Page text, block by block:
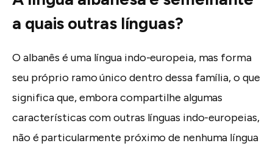
a quais outras línguas?
O albanês é uma língua indo-europeia, mas forma
seu próprio ramo único dentro dessa família, o que
significa que, embora compartilhe algumas
características com outras línguas indo-europeias,
não é particularmente próximo de nenhuma língua